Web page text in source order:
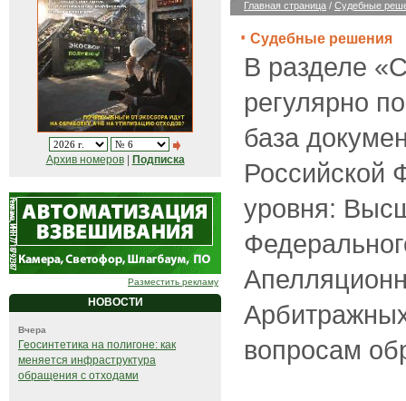
Архив номеров| Подписка
Разместить рекламу
НОВОСТИ
Вчера
Геосинтетика на полигоне: как
меняется инфраструктура
обращения с отходами
Главная страница / Судебные
Судебные решения
В разделе
регулярно
база
Российской
уровня:
вопросам